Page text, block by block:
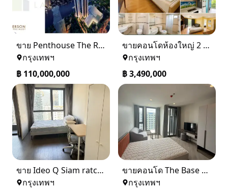
ขาย Penthouse The Residences at Mandarin Oriental Bangkok (ICONSIAM)
กรุงเทพฯ
฿ 110,000,000
ขายคอนโดห้องใหญ่ 2 ห้องนอน ทำเลพระราม 8 Lumpini Place Rama VIII
กรุงเทพฯ
฿3,490,000
ขาย Ideo Q Siam ratchatewi จาก BTS ราชเทวี 300 เมตร เจ้าของขายเอง
กรุงเทพฯ
ขายคอนโด The Base saphanmai ย่านสะพานใหม่
กรุงเทพฯ